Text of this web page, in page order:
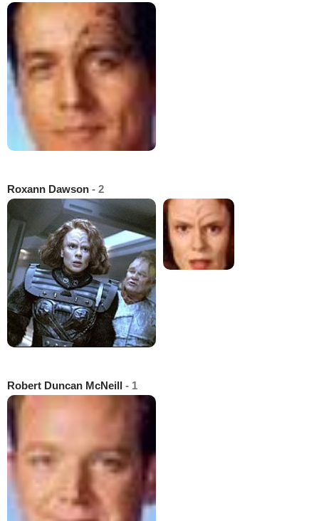
Roxann Dawson - 2
Robert Duncan McNeill - 1